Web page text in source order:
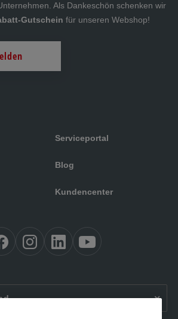
Serviceportal
Blog
Kundencenter
Als Dankeschön schenken wir
Gutschein für unseren Webshop!